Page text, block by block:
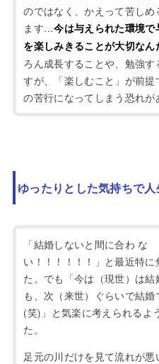
のではなく、かえって苦しめ
ます…今は与えられた環境で
を楽しみきることが大切なん
ろん成長することや、勉強
すが、「楽しむこと」が前
の苦行になってしまう恐れが
ゆったりとした気持ちで
「結婚しないと間に合わ な
い！！！！！！」と最近特に
た。でも「今は（現世）は結
も、次（来世）ぐらいで結婚
(笑)」と気楽に考えられるよ
た。
足元の川だけを見て流れが悪